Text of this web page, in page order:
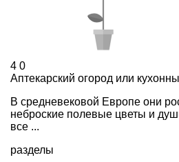
4 0
Аптекарский огород или
В средневековой Европе они
неброские полевые цветы и
все ...
разделы